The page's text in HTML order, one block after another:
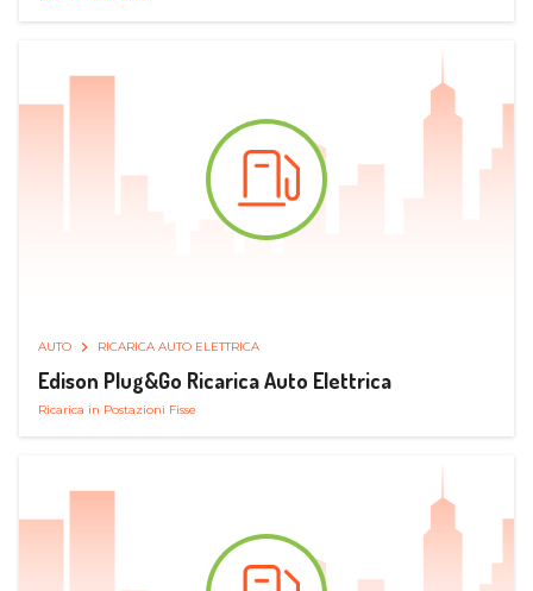
AUTO RICARICA AUTO ELETTRICA
Edison Plug&Go Ricarica Auto Elettrica
Ricarica in Postazioni Fisse